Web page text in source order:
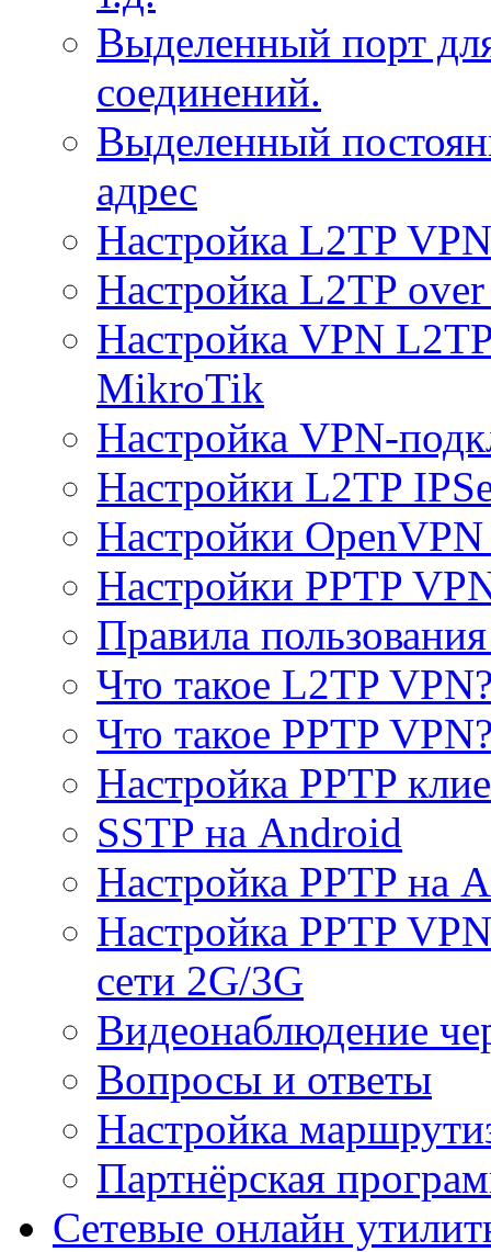
Выделенный порт
соединений.
Выделенный
адрес
Настройка L2TP
Настройка L2TP
Настройка VPN
MikroTik
Настройка VPN-
Настройки L2TP
Настройки
Настройки PPTP
Правила
Что такое L2TP
Что такое PPTP
Настройка PPTP
SSTP на Android
Настройка PPTP на
Настройка PPTP
сети 2G/3G
Видеонаблюдение
Вопросы и ответы
Настройка
Партнёрская
Сетевые онлайн